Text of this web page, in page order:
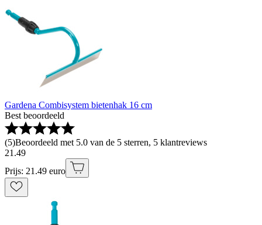
Gardena Combisystem bietenhak 16 cm
Best beoordeeld
(5)Beoordeeld met 5.0 van de 5 sterren, 5 klantreviews
21 .49
Prijs: 21.49 euro